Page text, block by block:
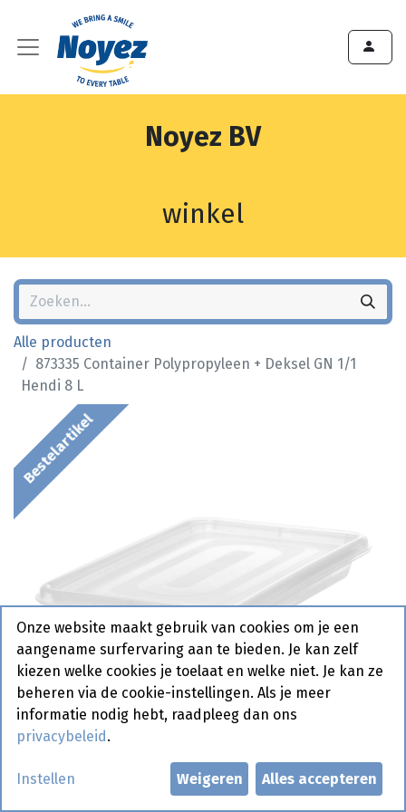
Noyez BV
winkel
Alle producten
873335 Container Polypropyleen + Deksel GN 1/1
Hendi 8 L
Bestelartikel
873335 Container
Onze website maakt gebruik van cookies om je een
aangename surfervaring aan te bieden. Je kan zelf
kiezen welke cookies je toelaat en welke niet. Je kan ze
beheren via de cookie-instellingen. Als je meer
informatie nodig hebt, raadpleeg dan ons
privacybeleid .
Instellen Weigeren Alles accepteren